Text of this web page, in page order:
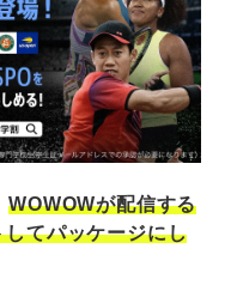
WOWOWが配信する
てパッケージにし